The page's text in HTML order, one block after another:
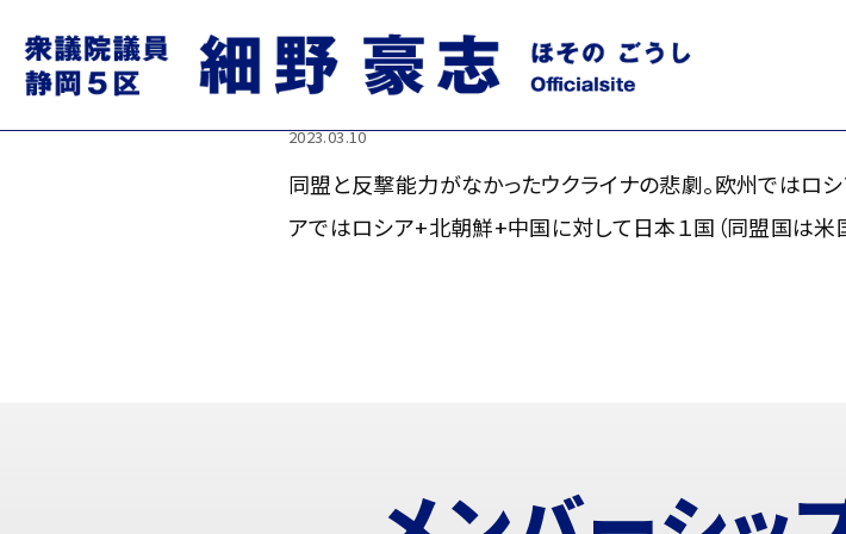
同盟と反撃能力がなかったウクライナの悲劇。欧州ではロシア１国
+北朝鮮+中国に対して日本１国（同盟国は米国のみ）が向き合って
2023.03.10
同盟と反撃能力がなかったウクライナの悲劇。欧州ではロ
アではロシア+北朝鮮+中国に対して日本１国（同盟国は米